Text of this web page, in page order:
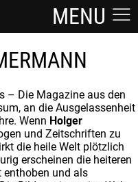
MENU
– Die Magazine aus den
an die Ausgelassenheit
Wenn Holger
und Zeitschriften zu
die heile Welt plötzlich
erscheinen die heiteren
enthoben und als